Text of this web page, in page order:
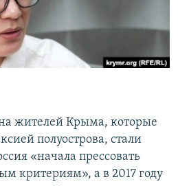
жителей Крыма, которые
полуострова, стали
«начала прессовать
критериям», а в 2017 году